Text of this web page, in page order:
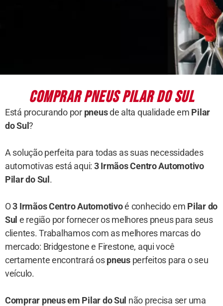
COMPRAR PNEUS PILAR DO SUL
Está procurando por pneusde alta qualidade em Pilar
do Sul?
A solução perfeita para todas as suas necessidades
automotivas está aqui: 3 Irmãos Centro Automotivo
Pilar do Sul .
O3 Irmãos Centro Automotivoé conhecido em Pilar do
Sul e região por fornecer os melhores pneus para seus
clientes. Trabalhamos com as melhores marcas do
mercado: Bridgestone e Firestone, aqui você
certamente encontrará ospneusperfeitos para o seu
veículo.
Comprar pneus em Pilar do Sul não precisa ser uma